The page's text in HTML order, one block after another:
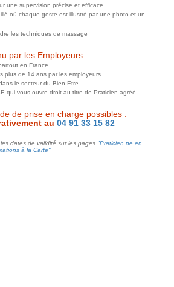
une supervision précise et efficace
où chaque geste est illustré par une photo et un
les techniques de massage
par les Employeurs :
en France
plus de 14 ans par les employeurs
le secteur du Bien-Etre
qui vous ouvre droit au titre de Praticien agréé
de prise en charge possibles :
au 04 91 33 15 82
dates de validité sur les pages "Praticien.ne en
à la Carte"